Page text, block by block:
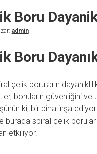
Boru
admin
Boru
çelik boruların
boruların güvenliğini
ki, bir bina inşa
spiral çelik borular
etkiliyor.